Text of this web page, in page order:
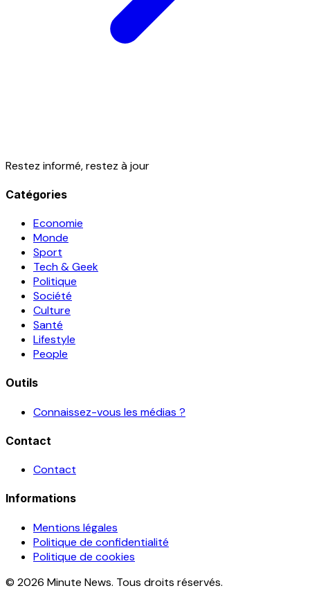
Restez informé, restez à jour
Catégories
Economie
Monde
Sport
Tech & Geek
Politique
Société
Culture
Santé
Lifestyle
People
Outils
Connaissez-vous les médias ?
Contact
Contact
Informations
Mentions légales
Politique de confidentialité
Politique de cookies
© 2026 Minute News. Tous droits réservés.